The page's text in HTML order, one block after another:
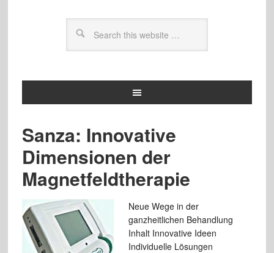
Sanza: Innovative
Dimensionen der
Magnetfeldtherapie
Neue Wege in der
ganzheitlichen Behandlung
Inhalt Innovative Ideen
Individuelle Lösungen